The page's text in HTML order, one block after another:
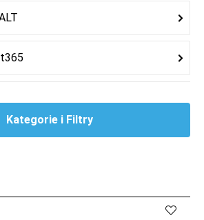
Kategorie i Filtry
Kup Porównaj